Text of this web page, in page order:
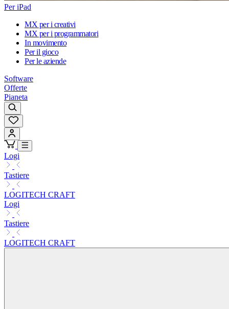
Per iPad
MX per i creativi
MX per i programmatori
In movimento
Per il gioco
Per le aziende
Software
Offerte
Pianeta
Logi
Tastiere
LOGITECH CRAFT
Logi
Tastiere
LOGITECH CRAFT